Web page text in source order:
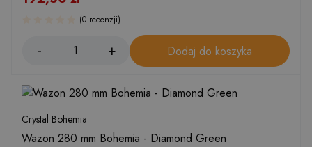
(0 recenzji)
Dodaj do koszyka
Crystal Bohemia
Wazon 280 mm Bohemia - Diamond Green